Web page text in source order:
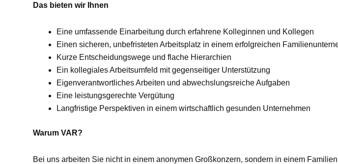
Das bieten wir Ihnen
Eine umfassende Einarbeitung durch erfahrene Kolleginnen und Kollegen
Einen sicheren, unbefristeten Arbeitsplatz in einem erfolgreichen
Kurze Entscheidungswege und flache Hierarchien
Ein kollegiales Arbeitsumfeld mit gegenseitiger Unterstützung
Eigenverantwortliches Arbeiten und abwechslungsreiche Aufgaben
Eine leistungsgerechte Vergütung
Langfristige Perspektiven in einem wirtschaftlich gesunden Unternehmen
Warum VAR?
Bei uns arbeiten Sie nicht in einem anonymen Großkonzern, sondern in einem